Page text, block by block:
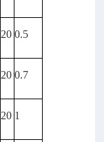
20 0.5
20 0.7
20 1